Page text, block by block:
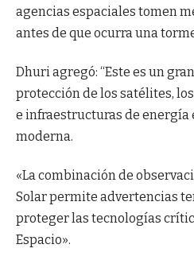
agencias espaciales tomen
antes de que ocurra una
Dhuri agregó: “Este es un
protección de los satélites,
e infraestructuras de energía
moderna.
«La combinación de
Solar permite advertencias
proteger las tecnologías
Espacio».